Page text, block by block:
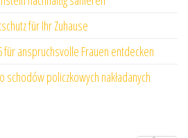
für Ihr Zuhause
anspruchsvolle Frauen entdecken
policzkowych nakładanych